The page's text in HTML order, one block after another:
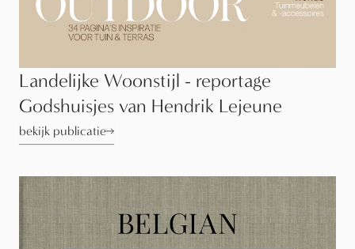
Landelijke Woonstijl - reportage
Godshuisjes van Hendrik Lejeune
bekijk publicatie